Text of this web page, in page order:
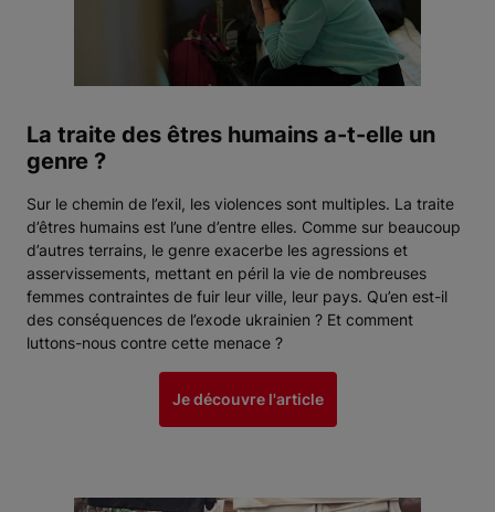
La traite des êtres humains a-t-elle un
genre ?
Sur le chemin de l’exil, les violences sont multiples. La traite
d’êtres humains est l’une d’entre elles. Comme sur beaucoup
d’autres terrains, le genre exacerbe les agressions et
asservissements, mettant en péril la vie de nombreuses
femmes contraintes de fuir leur ville, leur pays. Qu’en est-il
des conséquences de l’exode ukrainien ? Et comment
luttons-nous contre cette menace ?
Je découvre l'article